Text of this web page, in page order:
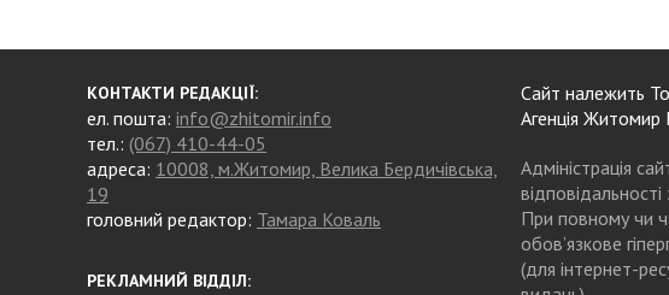
КОНТАКТИ РЕДАКЦІЇ:
ел. пошта: info@zhitomir.info
тел.: (067) 410-44-05
адреса: 10008, м.Житомир, Велика Бердичівська,
19
головний редактор: Тамара Коваль
РЕКЛАМНИЙ ВІДДІЛ:
Сайт належить
Агенція
Адміністрація
При повному чи
обов’язкове
(для інтернет-